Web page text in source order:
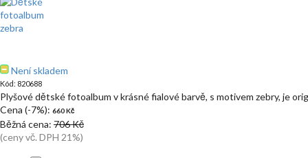
Není skladem
Kód: 820688
Plyšové dětské fotoalbum v krásné fialové barvě, s motivem zebry, je
Cena (-7%): 660 Kč
Běžná cena: 706 Kč
(ceny vč. DPH 21%)